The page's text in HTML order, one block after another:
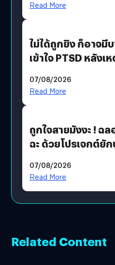
Read More
ไม่ได้ถูกยิง ก็อาจมี
เข้าใจ PTSD หลังเ
07/08/2026
Read More
ถูกใจสายมังงะ ! ฉ
ฉะ ด้วยโปรเจกต์ยั
มีภาษาไทยด้วย
07/08/2026
Read More
Related Content